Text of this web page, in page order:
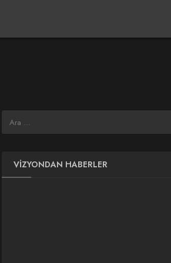
VIZYONDAN HABERLER